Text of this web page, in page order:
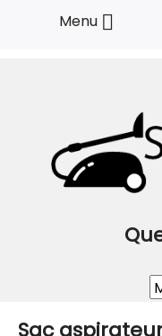
Menu 